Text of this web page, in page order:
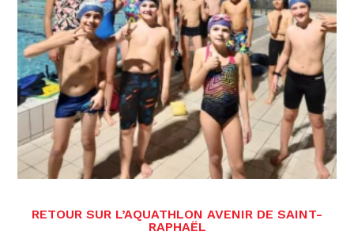
RETOUR SUR L’AQUATHLON AVENIR DE SAINT-
RAPHAËL